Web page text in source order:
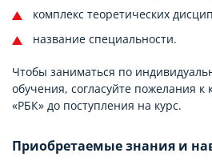
комплекс теоретических
название специальности.
Чтобы заниматься по
обучения, согласуйте пожелания к
«РБК» до поступления на курс.
Приобретаемые знания и